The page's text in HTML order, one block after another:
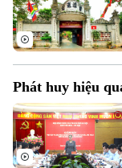
Theo dõi Hà Nội On
Phát huy hiệu